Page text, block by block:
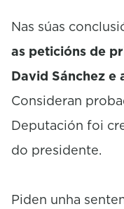
Nas súas
as peticións de
David Sánchez
Consideran
Deputación foi
do presidente.
Piden unha